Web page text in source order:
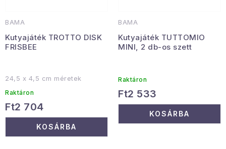
BAMA
Kutyajáték TROTTO DISK
FRISBEE
24,5 x 4,5 cm méretek
Raktáron
Ft2 704
KOSÁRBA
BAMA
Kutyajáték TUTTOMIO
MINI, 2 db-os szett
Raktáron
Ft2 533
KOSÁRBA